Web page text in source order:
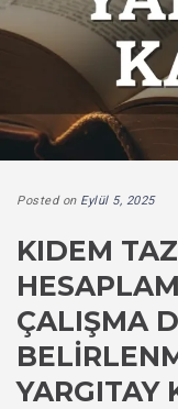
Posted on Eylül 5, 2025
KIDEM
ÇALIŞMA
YARGITAY